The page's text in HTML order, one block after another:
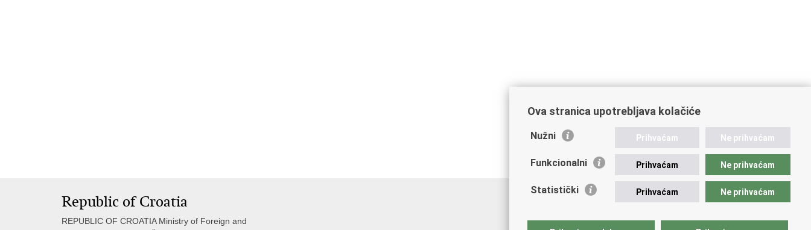
Republic of Croatia
REPUBLIC OF CROATIA Ministry of Foreign and
Ova stranica upotrebljava kolačiće
Nužni Prihvaćam Ne prihvaćam
Funkcionalni Prihvaćam Ne prihvaćam
Statistički Prihvaćam Ne prihvaćam